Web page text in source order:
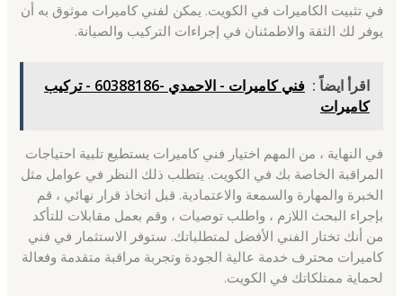
في تثبيت الكاميرات في الكويت. يمكن لفني كاميرات موثوق به أن
يوفر لك الثقة والاطمئنان في إجراءات التركيب والصيانة.
اقرأ ايضاً :
فني كاميرات - الاحمدي -60388186 - تركيب
كاميرات
في النهاية ، من المهم اختيار فني كاميرات يستطيع تلبية احتياجات
المراقبة الخاصة بك في الكويت. يتطلب ذلك النظر في عوامل مثل
الخبرة والمهارة والسمعة والاعتمادية. قبل اتخاذ قرار نهائي ، قم
بإجراء البحث اللازم ، واطلب توصيات ، وقم بعمل مقابلات للتأكد
من أنك تختار الفني الأفضل لمتطلباتك. ستوفر الاستثمار في فني
كاميرات محترف خدمة عالية الجودة وتجربة مراقبة متقدمة وفعالة
لحماية ممتلكاتك في الكويت.